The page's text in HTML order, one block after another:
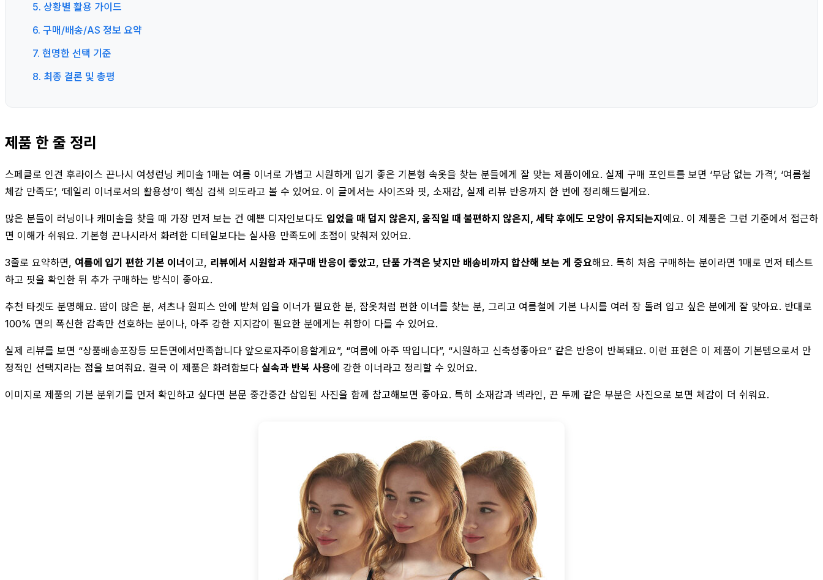
5. 상황별 활용 가이드
6. 구매/배송/AS 정보 요약
7. 현명한 선택 기준
8. 최종 결론 및 총평
제품 한 줄 정리
스페클로 인견 후라이스 끈나시 여성런닝 케미솔 1매는 여름 이너로 가볍고 시원하게 입기 좋은 기본형 속옷을 찾는 분들에게 잘 맞는 제품이에요. 실제 구매 포인트를 보면 ‘부담 없는 가격’, ‘여름철
체감 만족도’, ‘데일리 이너로서의 활용성’이 핵심 검색 의도라고 볼 수 있어요. 이 글에서는 사이즈와 핏, 소재감, 실제 리뷰 반응까지 한 번에 정리해드릴게요.
많은 분들이 러닝이나 캐미솔을 찾을 때 가장 먼저 보는 건 예쁜 디자인보다도 입었을 때 덥지 않은지, 움직일 때 불편하지 않은지, 세탁 후에도 모양이 유지되는지예요. 이 제품은 그런 기준에서 접근하
면 이해가 쉬워요. 기본형 끈나시라서 화려한 디테일보다는 실사용 만족도에 초점이 맞춰져 있어요.
3줄로 요약하면, 여름에 입기 편한 기본 이너이고, 리뷰에서 시원함과 재구매 반응이 좋았고, 단품 가격은 낮지만 배송비까지 합산해 보는 게 중요해요. 특히 처음 구매하는 분이라면 1매로 먼저 테스트
하고 핏을 확인한 뒤 추가 구매하는 방식이 좋아요.
추천 타겟도 분명해요. 땀이 많은 분, 셔츠나 원피스 안에 받쳐 입을 이너가 필요한 분, 잠옷처럼 편한 이너를 찾는 분, 그리고 여름철에 기본 나시를 여러 장 돌려 입고 싶은 분에게 잘 맞아요. 반대로
100% 면의 폭신한 감촉만 선호하는 분이나, 아주 강한 지지감이 필요한 분에게는 취향이 다를 수 있어요.
실제 리뷰를 보면 “상품배송포장등 모든면에서만족합니다 앞으로자주이용할게요”, “여름에 아주 딱입니다”, “시원하고 신축성좋아요” 같은 반응이 반복돼요. 이런 표현은 이 제품이 기본템으로서 안
정적인 선택지라는 점을 보여줘요. 결국 이 제품은 화려함보다 실속과 반복 사용에 강한 이너라고 정리할 수 있어요.
이미지로 제품의 기본 분위기를 먼저 확인하고 싶다면 본문 중간중간 삽입된 사진을 함께 참고해보면 좋아요. 특히 소재감과 넥라인, 끈 두께 같은 부분은 사진으로 보면 체감이 더 쉬워요.